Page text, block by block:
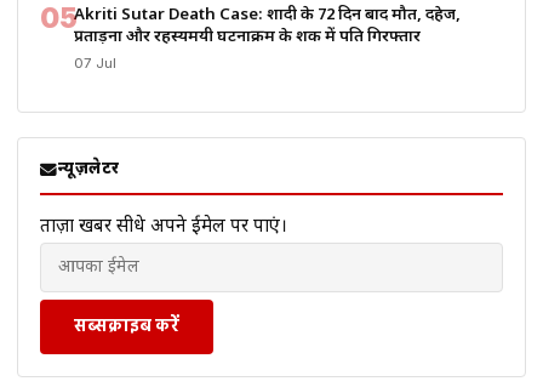
05Akriti Sutar Death Case: शादी के 72 दिन बाद मौत, दहेज,
प्रताड़ना और रहस्यमयी घटनाक्रम के शक में पति गिरफ्तार
07 Jul
न्यूज़लेटर
ताज़ा खबरें सीधे अपने ईमेल पर पाएं।
सब्सक्राइब करें